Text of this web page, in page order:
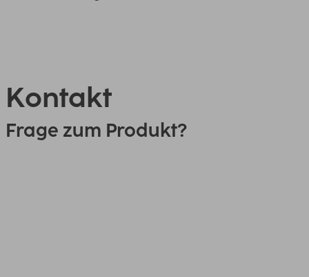
Kontakt
Frage zum Produkt?